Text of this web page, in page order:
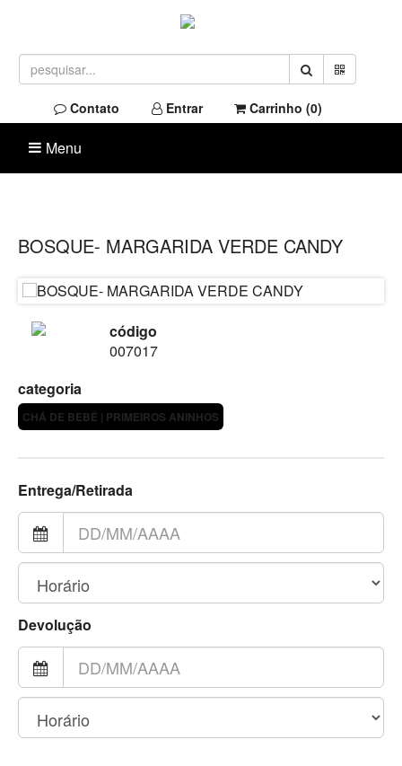
Contato Entrar Carrinho (0)
Menu
BOSQUE- MARGARIDA VERDE CANDY
código
007017
categoria
CHÁ DE BEBÊ | PRIMEIROS ANINHOS
Entrega/Retirada
Devolução